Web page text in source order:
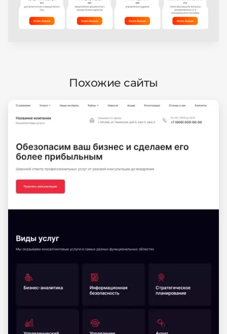
Похожие сайты